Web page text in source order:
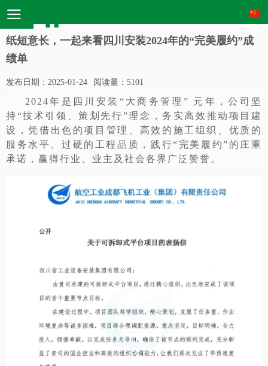
纸短意长，一起来看四川安装2024年的“完美履约”成
绩单
发布日期： 2025-01-24 阅读量： 5101
2024年是四川安装“大商务管理” 元年，公司坚
持“技术引领、策划先行”理念，务实高效推动项目建
设，凭借出色的项目管理、高效的施工组织、优质的
服务水平、过硬的工程品质，践行“完美履约”的庄重
承诺，赢得行业、业主及社会各界广泛赞誉。